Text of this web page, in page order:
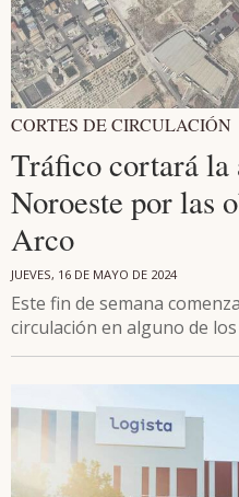
CORTES DE CIRCULACIÓN
Tráfico cortará la
Noroeste por las
Arco
JUEVES, 16 DE MAYO DE 2024
Este fin de semana
circulación en alguno de